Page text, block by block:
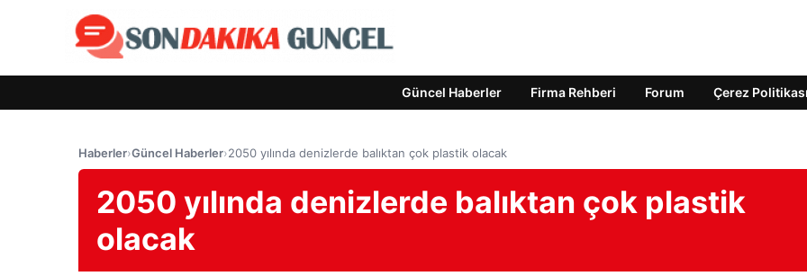
Güncel Haberler Firma Rehberi Forum Çerez Politikası
Haberler›Güncel Haberler›2050 yılında denizlerde balıktan çok plastik olacak
2050 yılında denizlerde balıktan çok plastik
olacak